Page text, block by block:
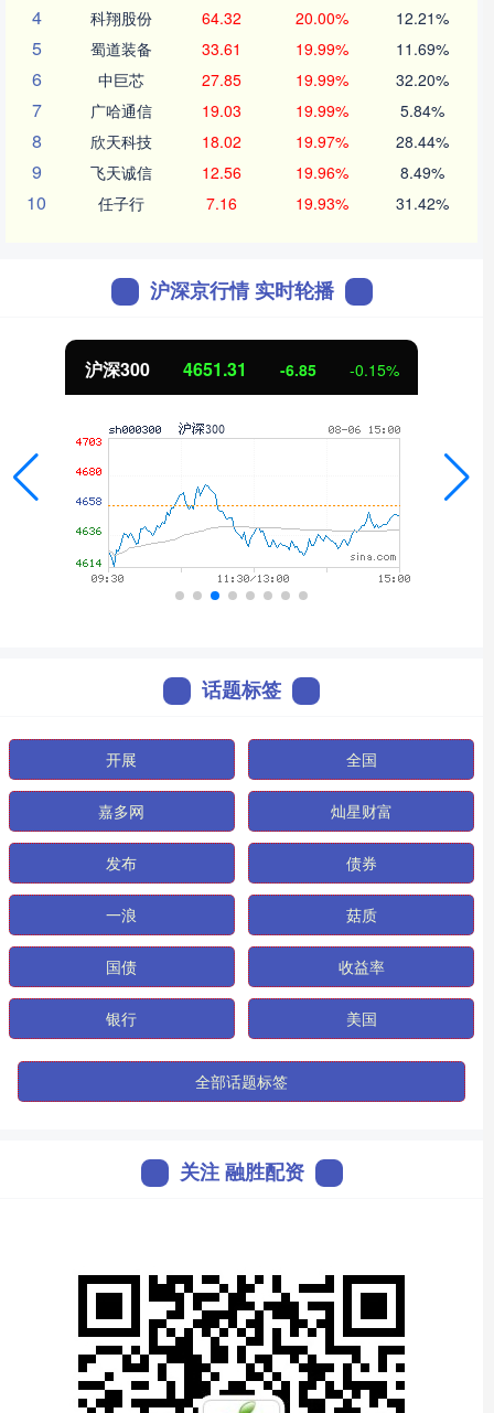
4 科翔股份 64.32 20.00% 12.21%
5 蜀道装备 33.61 19.99% 11.69%
6 中巨芯 27.85 19.99% 32.20%
7 广哈通信 19.03 19.99% 5.84%
8 欣天科技 18.02 19.97% 28.44%
9 飞天诚信 12.56 19.96% 8.49%
10 任子行 7.16 19.93% 31.42%
沪深京行情 实时轮播
沪深300 4651.31 -6.85 -0.15%
话题标签
开展 全国
嘉多网 灿星财富
发布 债券
一浪 菇质
国债 收益率
银行 美国
全部话题标签
关注 融胜配资